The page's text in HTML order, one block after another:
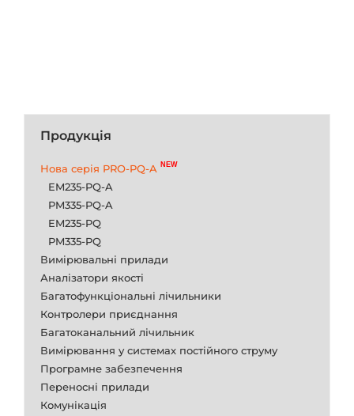
Продукція
Нова серія PRO-PQ-A
EM235-PQ-A
PM335-PQ-A
EM235-PQ
PM335-PQ
Вимірювальні прилади
Аналізатори якості
Багатофункціональні лічильники
Контролери приєднання
Багатоканальний лічильник
Вимірювання у системах постійного струму
Програмне забезпечення
Переносні прилади
Комунікація